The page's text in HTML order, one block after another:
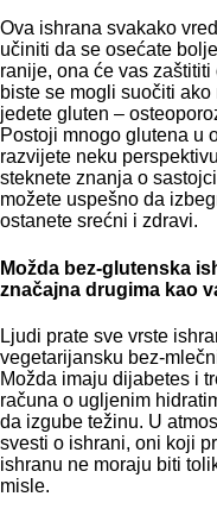
Ova ishrana svakako
učiniti da se osećate
ranije, ona će vas
biste se mogli suočiti ako
jedete gluten –
Postoji mnogo glutena u
razvijete neku
steknete znanja o
možete uspešno da
ostanete srećni i zdravi.
Možda bez-glutenska
značajna drugima kao
Ljudi prate sve vrste
vegetarijansku bez-
Možda imaju dijabetes i
računa o ugljenim
da izgube težinu. U
svesti o ishrani, oni koji
ishranu ne moraju biti
misle.